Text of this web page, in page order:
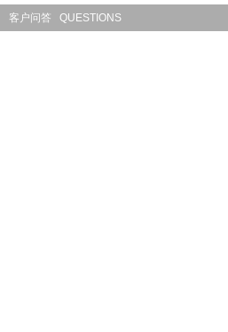
客户问答 QUESTIONS